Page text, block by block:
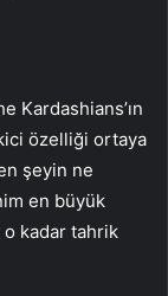
Kardashians’ın
özelliği ortaya
şeyin ne
en büyük
o kadar tahrik